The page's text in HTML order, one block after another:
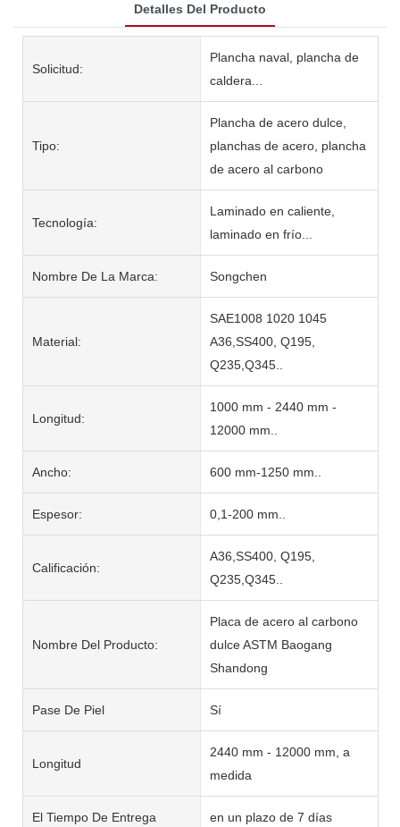
Detalles Del Producto
Solicitud:
Plancha naval, plancha de
caldera...
Tipo:
Plancha de acero dulce,
planchas de acero, plancha
de acero al carbono
Tecnología:
Laminado en caliente,
laminado en frío...
Nombre De La Marca: Songchen
Material:
SAE1008 1020 1045
A36,SS400, Q195,
Q235,Q345..
Longitud:
1000 mm - 2440 mm -
12000 mm..
Ancho: 600 mm-1250 mm..
Espesor: 0,1-200 mm..
Calificación:
A36,SS400, Q195,
Q235,Q345..
Nombre Del Producto:
Placa de acero al carbono
dulce ASTM Baogang
Shandong
Pase De Piel Sí
Longitud
2440 mm - 12000 mm, a
medida
El Tiempo De Entrega en un plazo de 7 días